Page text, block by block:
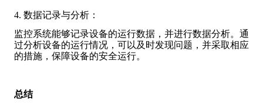
4. 数据记录与分析：
监控系统能够记录设备的运行数据，并进行数据分析。通
过分析设备的运行情况，可以及时发现问题，并采取相应
的措施，保障设备的安全运行。
总结